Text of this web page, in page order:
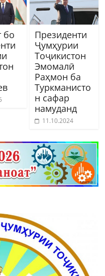
бо
Президенти
Ҷумҳурии
Тоҷикистон
Эмомалӣ
Раҳмон ба
Туркманисто
н сафар
намуданд
11.10.2024